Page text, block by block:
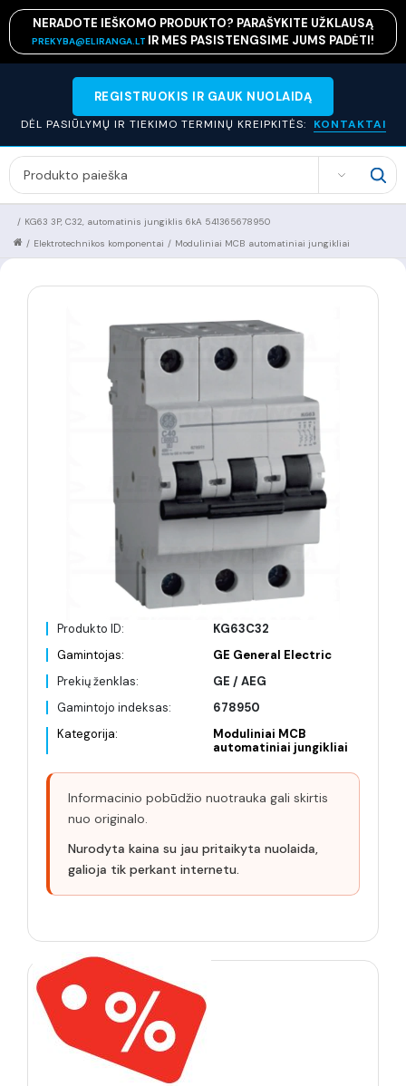
NERADOTE IEŠKOMO PRODUKTO? PARAŠYKITE UŽKLAUSĄ
PREKYBA@ELIRANGA.LT IR MES PASISTENGSIME JUMS PADĖTI!
REGISTRUOKIS IR GAUK NUOLAIDĄ
DĖL PASIŪLYMŲ IR TIEKIMO TERMINŲ KREIPKITĖS: KONTAKTAI
SEARCH
KG63 3P, C32, automatinis jungiklis 6kA 541365678950
/
Moduliniai MCB automatiniai jungikliai
/
Elektrotechnikos komponentai
/
Produkto ID:
KG63C32
Gamintojas:
GE General Electric
Prekių ženklas:
GE / AEG
Gamintojo indeksas:
678950
Kategorija:
Moduliniai MCB
automatiniai jungikliai
Informacinio pobūdžio nuotrauka gali skirtis
nuo originalo.
Nurodyta kaina su jau pritaikyta nuolaida,
galioja tik perkant internetu.